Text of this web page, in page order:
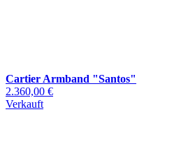
Cartier Armband "Santos"
2.360,00 €
Verkauft